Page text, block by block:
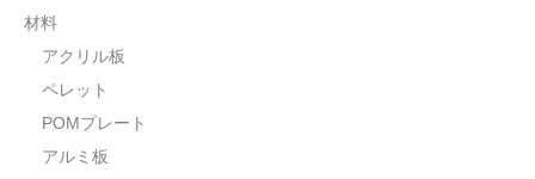
材料
アクリル板
ペレット
POMプレート
アルミ板